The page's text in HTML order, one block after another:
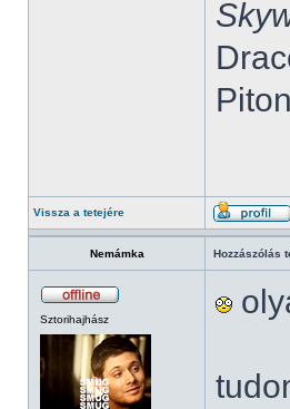
Vissza a tetejére
Nemámka Hozzászólás
Sztorihajhász